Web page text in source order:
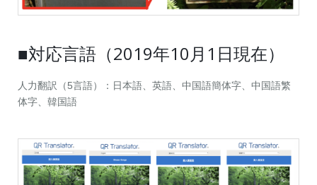
■対応言語（2019年10月1日現在）
人力翻訳（5言語）：日本語、英語、中国語簡体字、中国語繁
体字、韓国語